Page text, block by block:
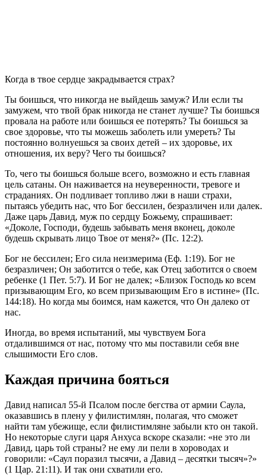
Когда в твое сердце закрадывается страх?
Ты боишься, что никогда не выйдешь замуж? Или если ты
замужем, что твой брак никогда не станет лучше? Ты боишься
провала на работе или боишься ее потерять? Ты боишься за
свое здоровье, что ты можешь заболеть или умереть? Ты
постоянно волнуешься за своих детей – их здоровье, их
отношения, их веру? Чего ты боишься?
То, чего ты боишься больше всего, возможно и есть главная
цель сатаны. Он наживается на неуверенности, тревоге и
страданиях. Он подливает топливо лжи в наши страхи,
пытаясь убедить нас, что Бог бессилен, безразличен или далек.
Даже царь Давид, муж по сердцу Божьему, спрашивает:
«Доколе, Господи, будешь забывать меня вконец, доколе
будешь скрывать лицо Твое от меня?» (Пс. 12:2).
Бог не бессилен; Его сила неизмерима (Еф. 1:19). Бог не
безразличен; Он заботится о тебе, как Отец заботится о своем
ребенке (1 Пет. 5:7). И Бог не далек; «Близок Господь ко всем
призывающим Его, ко всем призывающим Его в истине» (Пс.
144:18). Но когда мы боимся, нам кажется, что Он далеко от
нас.
Иногда, во время испытаний, мы чувствуем Бога
отдалившимся от нас, потому что мы поставили себя вне
слышимости Его слов.
Каждая причина бояться
Давид написал 55-й Псалом после бегства от армии Саула,
оказавшись в плену у филистимлян, полагая, что сможет
найти там убежище, если филистимляне забыли кто он такой.
Но некоторые слуги царя Анхуса вскоре сказали: «не это ли
Давид, царь той страны? не ему ли пели в хороводах и
говорили: «Саул поразил тысячи, а Давид – десятки тысяч»?»
(1 Цар. 21:11). И так они схватили его.